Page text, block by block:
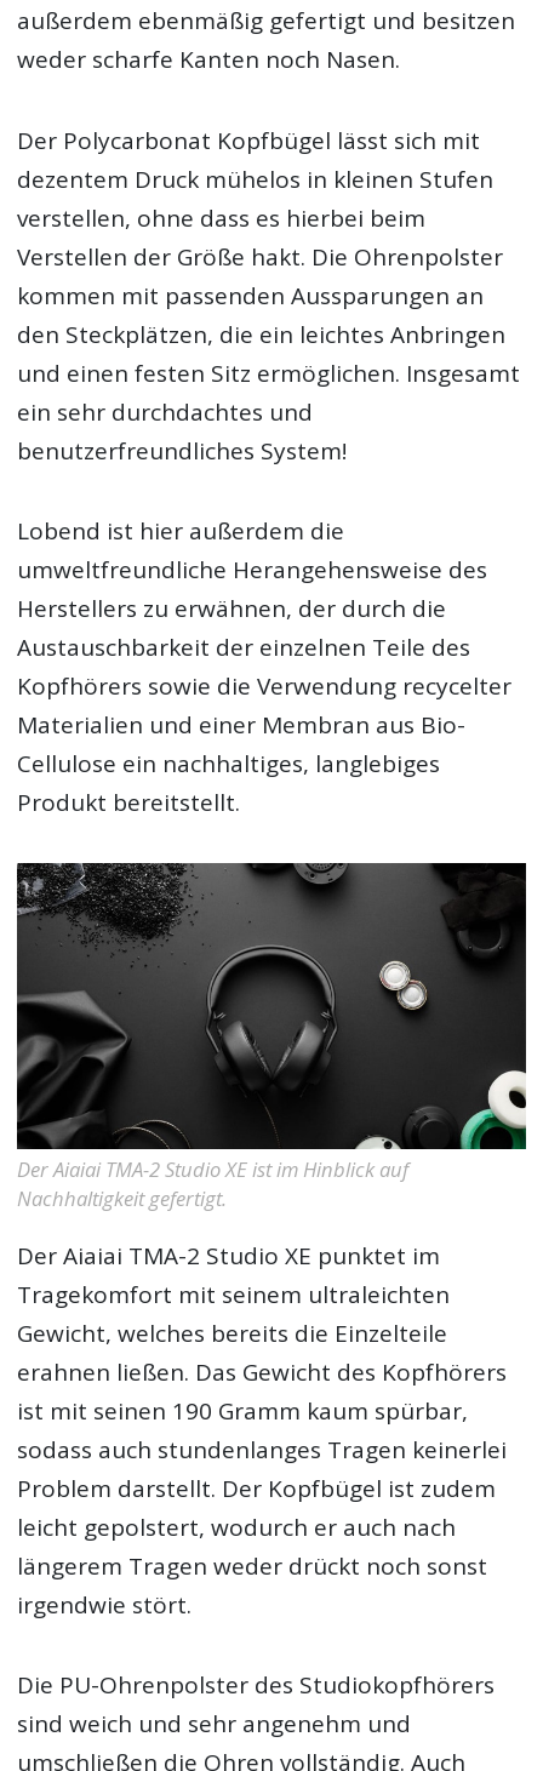
außerdem ebenmäßig gefertigt und besitzen
weder scharfe Kanten noch Nasen.
Der Polycarbonat Kopfbügel lässt sich mit
dezentem Druck mühelos in kleinen Stufen
verstellen, ohne dass es hierbei beim
Verstellen der Größe hakt. Die Ohrenpolster
kommen mit passenden Aussparungen an
den Steckplätzen, die ein leichtes Anbringen
und einen festen Sitz ermöglichen. Insgesamt
ein sehr durchdachtes und
benutzerfreundliches System!
Lobend ist hier außerdem die
umweltfreundliche Herangehensweise des
Herstellers zu erwähnen, der durch die
Austauschbarkeit der einzelnen Teile des
Kopfhörers sowie die Verwendung recycelter
Materialien und einer Membran aus Bio-
Cellulose ein nachhaltiges, langlebiges
Produkt bereitstellt.
Der Aiaiai TMA-2 Studio XE ist im Hinblick auf
Nachhaltigkeit gefertigt.
Der Aiaiai TMA-2 Studio XE punktet im
Tragekomfort mit seinem ultraleichten
Gewicht, welches bereits die Einzelteile
erahnen ließen. Das Gewicht des Kopfhörers
ist mit seinen 190 Gramm kaum spürbar,
sodass auch stundenlanges Tragen keinerlei
Problem darstellt. Der Kopfbügel ist zudem
leicht gepolstert, wodurch er auch nach
längerem Tragen weder drückt noch sonst
irgendwie stört.
Die PU-Ohrenpolster des Studiokopfhörers
sind weich und sehr angenehm und
umschließen die Ohren vollständig. Auch